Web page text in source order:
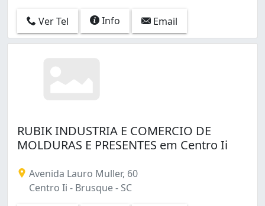
Ver Tel Info Email
RUBIK INDUSTRIA E COMERCIO DE
MOLDURAS E PRESENTES em Centro Ii
Avenida Lauro Muller, 60
Centro Ii - Brusque - SC